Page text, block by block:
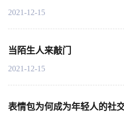
2021-12-15
当陌生人来敲门
2021-12-15
表情包为何成为年轻人的社